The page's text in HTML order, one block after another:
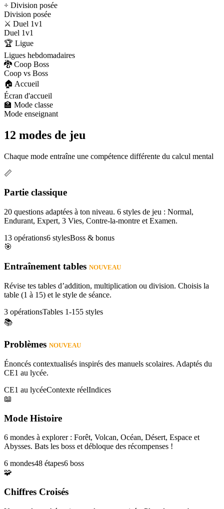
÷ Division posée
Division posée
⚔️ Duel 1v1
Duel 1v1
🏆 Ligue
Ligues hebdomadaires
🐉 Coop Boss
Coop vs Boss
🏠 Accueil
Écran d'accueil
🏫 Mode classe
Mode enseignant
12 modes de jeu
Chaque mode entraîne une compétence différente du calcul mental
📏
Partie classique
20 questions adaptées à ton niveau. 6 styles de jeu : Normal,
Endurant, Expert, 3 Vies, Contre-la-montre et Examen.
13 opérations6 stylesBoss & bonus
🎯
Entraînement tables NOUVEAU
Révise tes tables d’addition, multiplication ou division. Choisis la
table (1 à 15) et le style de séance.
3 opérationsTables 1-155 styles
📚
Problèmes NOUVEAU
Énoncés contextualisés inspirés des manuels scolaires. Adaptés du
CE1 au lycée.
CE1 au lycéeContexte réelIndices
📖
Mode Histoire
6 mondes à explorer : Forêt, Volcan, Océan, Désert, Espace et
Abysses. Bats les boss et débloque des récompenses !
6 mondes48 étapes6 boss
🧩
Chiffres Croisés